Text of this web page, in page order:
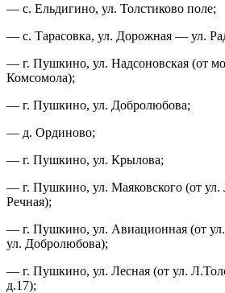
— с. Ельдигино, ул. Толстиково поле;
— с. Тарасовка, ул. Дорожная — ул.
— г. Пушкино, ул. Надсоновская (от
Комсомола);
— г. Пушкино, ул. Добролюбова;
— д. Ординово;
— г. Пушкино, ул. Крылова;
— г. Пушкино, ул. Маяковского (от ул.
Речная);
— г. Пушкино, ул. Авиационная (от
ул. Добролюбова);
— г. Пушкино, ул. Лесная (от ул.
д.17);